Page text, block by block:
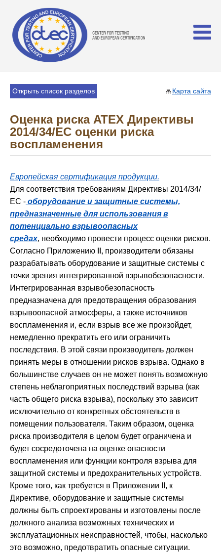
Карта сайта
Открыть список разделов
Оценка риска ATEX Директивы
2014/34/ЕС оценки риска
воспламенения
Европейская сертификация продукции.
Для соответствия требованиям Директивы 2014/34/
ЕС - оборудование и защитные системы,
предназначенные для использования в
потенциально взрывоопасных
средах, необходимо провести процесс оценки рисков.
Согласно Приложению II, производители обязаны
разрабатывать оборудование и защитные системы с
точки зрения интегрированной взрывобезопасности.
Интегрированная взрывобезопасность
предназначена для предотвращения образования
взрывоопасной атмосферы, а также источников
воспламенения и, если взрыв все же произойдет,
немедленно прекратить его или ограничить
последствия. В этой связи производитель должен
принять меры в отношении рисков взрыва. Однако в
большинстве случаев он не может понять возможную
степень неблагоприятных последствий взрыва (как
часть общего риска взрыва), поскольку это зависит
исключительно от конкретных обстоятельств в
помещении пользователя. Таким образом, оценка
риска производителя в целом будет ограничена и
будет сосредоточена на оценке опасности
воспламенения или функции контроля взрыва для
защитной системы и предохранительных устройств.
Кроме того, как требуется в Приложении II, к
Директиве, оборудование и защитные системы
должны быть спроектированы и изготовлены после
должного анализа возможных технических и
эксплуатационных неисправностей, чтобы, насколько
это возможно, предотвратить опасные ситуации.